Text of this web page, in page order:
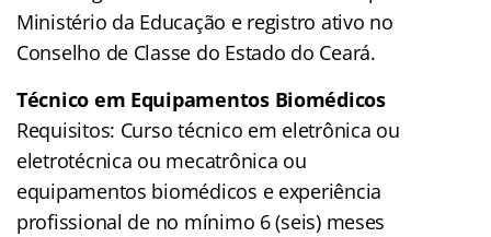
Ministério da Educação e registro ativo no
Conselho de Classe do Estado do Ceará.
Técnico em Equipamentos Biomédicos
Requisitos: Curso técnico em eletrônica ou
eletrotécnica ou mecatrônica ou
equipamentos biomédicos e experiência
profissional de no mínimo 6 (seis) meses